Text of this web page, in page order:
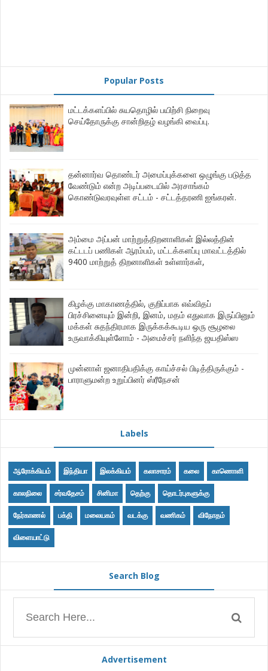
Popular Posts
மட்டக்களப்பில் சுயதொழில் பயிற்சி நிறைவு
செய்தோருக்கு சான்றிதழ் வழங்கி வைப்பு.
தன்னார்வ தொண்டர் அமைப்புக்களை ஒழுங்கு படுத்த
வேண்டும் என்ற அடிப்படையில் அரசாங்கம்
கொண்டுவரவுள்ள சட்டம் - சட்டத்தரணி ஐங்கரன்.
அம்மை அப்பன் மாற்றுத்திறனாளிகள் இல்லத்தின்
கட்டடப் பணிகள் ஆரம்பம், மட்டக்களப்பு மாவட்டத்தில்
9400 மாற்றுத் திறனாளிகள் உள்ளார்கள்,
கிழக்கு மாகாணத்தில், குறிப்பாக எவ்விதப்
பிரச்சினையும் இன்றி, இனம், மதம் எதுவாக இருப்பினும்
மக்கள் சுதந்திரமாக இருக்கக்கூடிய ஒரு சூழலை
உருவாக்கியுள்ளோம் - அமைச்சர் நளிந்த ஜயதிஸ்ஸ
முன்னாள் ஜனாதிபதிக்கு காய்ச்சல் பிடித்திருக்கும் -
பாராளுமன்ற உறுப்பினர் ஸ்ரீநேசன்
Labels
ஆரோக்கியம் இந்தியா இலக்கியம் கலாசாரம் கலை காணொளி
காலநிலை சர்வதேசம் சினிமா தெற்கு தொடர்புகளுக்கு
நேர்காணல் பக்தி மலையகம் வடக்கு வணிகம் விநோதம்
விளையாட்டு
Search Blog
Advertisement